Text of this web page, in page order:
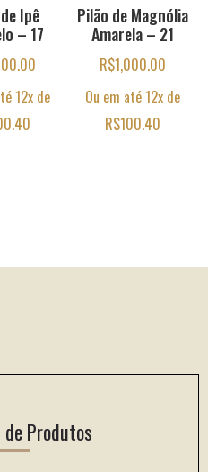
Pilão de Magnólia
Amarela – 21
R$1,000.00
Ou em até 12x de
R$100.40
Ipê
– 17
12x de
Produtos